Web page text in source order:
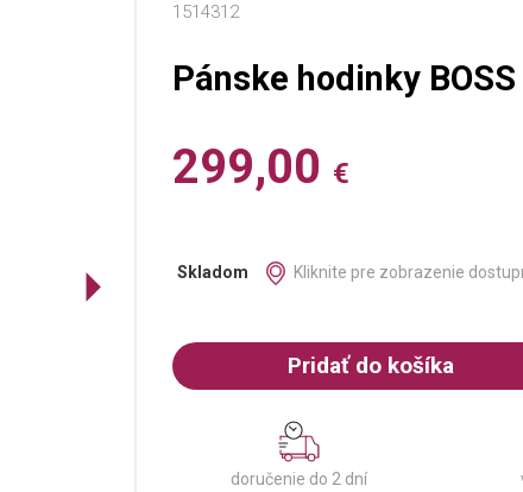
1514312
Pánske hodinky
299,00 €
Skladom Kliknite pre zobrazenie
Pridať do košíka
doručenie do 2 dní